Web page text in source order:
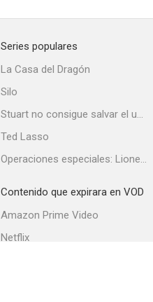
Series populares
La Casa del Dragón
Silo
Stuart no consigue salvar el universo
Ted Lasso
Operaciones especiales: Lioness
Contenido que expirara en VOD
Amazon Prime Video
Netflix